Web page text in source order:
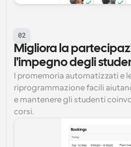
02
Migliora la
l'impegno degli
I promemoria automatizzati e
riprogrammazione facili
e mantenere gli studenti
corsi.